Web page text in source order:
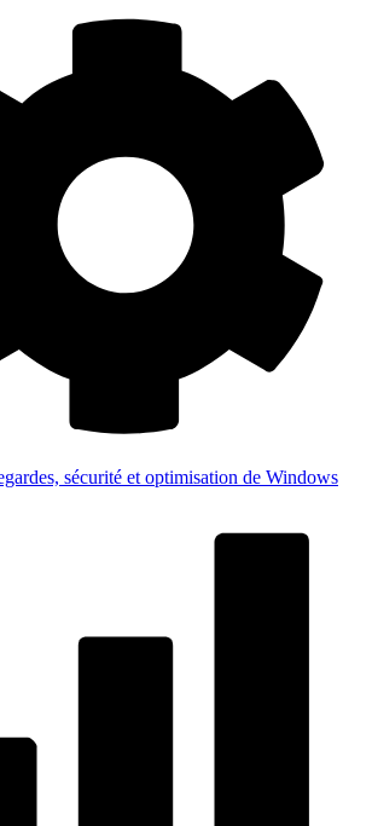
sécurité et optimisation de Windows